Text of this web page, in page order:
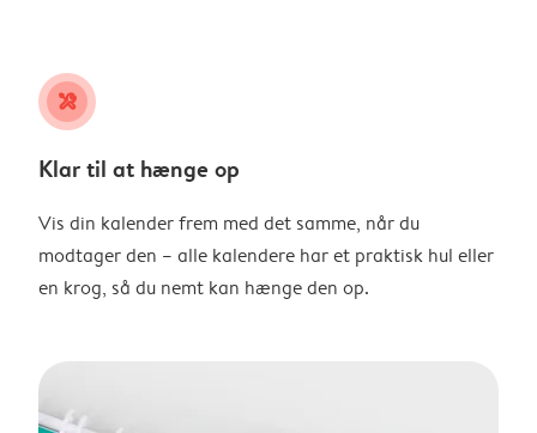
tools
Klar til at hænge op
Vis din kalender frem med det samme, når du
modtager den – alle kalendere har et praktisk hul eller
en krog, så du nemt kan hænge den op.